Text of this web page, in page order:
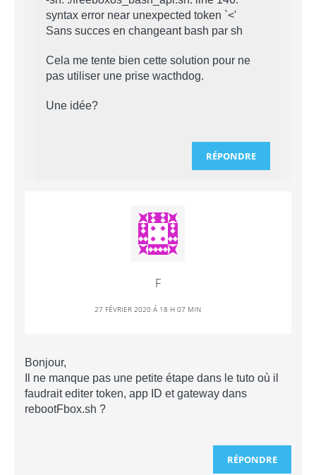
syntax error near unexpected token `<'
Sans succes en changeant bash par sh
Cela me tente bien cette solution pour ne
pas utiliser une prise wacthdog.
Une idée?
RÉPONDRE
F
27 FÉVRIER 2020 Á 18 H 07 MIN
Bonjour,
Il ne manque pas une petite étape dans le tuto où il
faudrait editer token, app ID et gateway dans
rebootFbox.sh ?
RÉPONDRE